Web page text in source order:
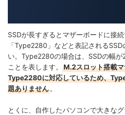
SSDが長すぎるとマザーボードに接
「Type2280」などと表記される
い。Type2280の場合は、SSDの幅
ことを表します。
M.2スロット搭載
Type2280に対応しているため、
題ありません 。
とくに、自作したパソコンで大きな